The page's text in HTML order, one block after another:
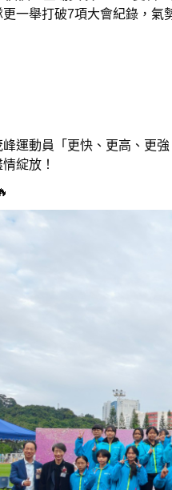
一舉打破7項大會紀錄，氣
運動員「更快、更高、更
綻放！